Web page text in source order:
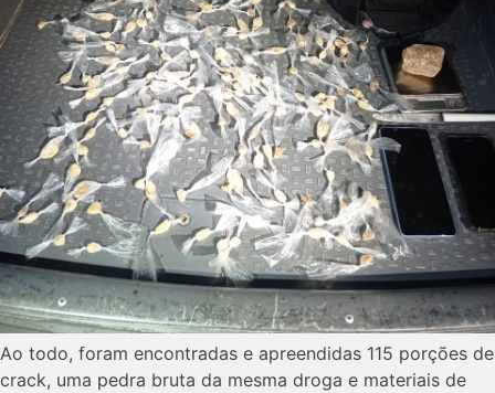
Ao todo, foram encontradas e apreendidas 115 porções de
crack, uma pedra bruta da mesma droga e materiais de